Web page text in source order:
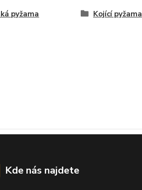
pyžama Kojící pyžama
Kde nás najdete